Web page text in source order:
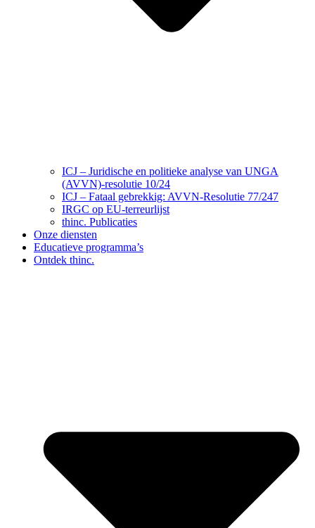
ICJ – Juridische en politieke analyse van UNGA
(AVVN)-resolutie 10/24
ICJ – Fataal gebrekkig: AVVN-Resolutie 77/247
IRGC op EU-terreurlijst
thinc. Publicaties
Onze diensten
Educatieve programma’s
Ontdek thinc.